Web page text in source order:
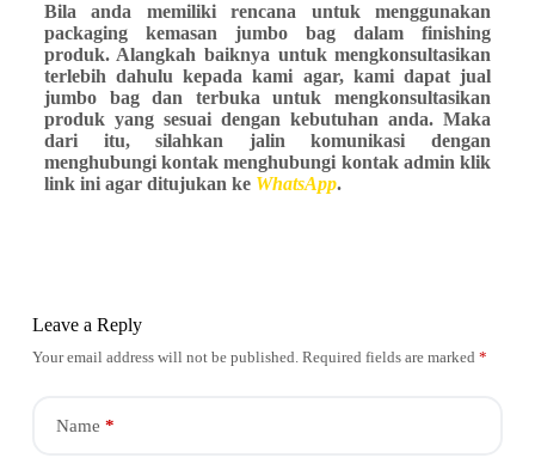
Bila anda memiliki rencana untuk menggunakan
packaging kemasan jumbo bag dalam finishing
produk. Alangkah baiknya untuk mengkonsultasikan
terlebih dahulu kepada kami agar, kami dapat jual
jumbo bag dan terbuka untuk mengkonsultasikan
produk yang sesuai dengan kebutuhan anda. Maka
dari itu, silahkan jalin komunikasi dengan
menghubungi kontak menghubungi kontak admin klik
link ini agar ditujukan ke WhatsApp.
Leave a Reply
Your email address will not be published. Required fields are marked *
Name *